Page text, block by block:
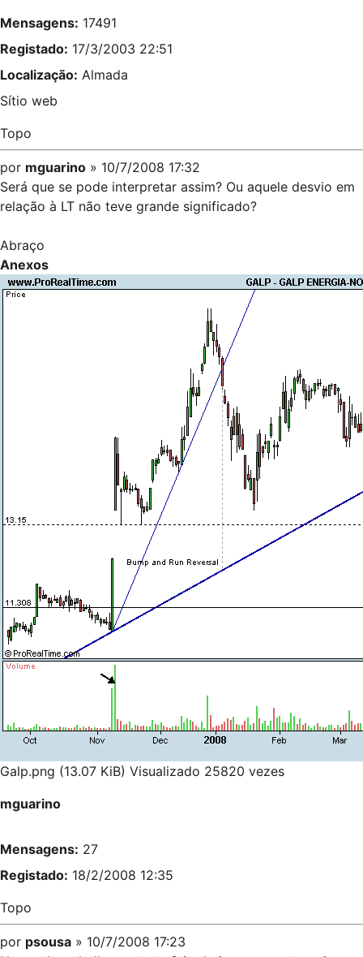
Mensagens: 17491
Registado: 17/3/2003 22:51
Localização: Almada
Sítio web
Topo
por mguarino » 10/7/2008 17:32
Será que se pode interpretar assim? Ou aquele desvio em
relação à LT não teve grande significado?
Abraço
Anexos
Galp.png (13.07 KiB) Visualizado 25820 vezes
mguarino
Mensagens: 27
Registado: 18/2/2008 12:35
Topo
por psousa » 10/7/2008 17:23